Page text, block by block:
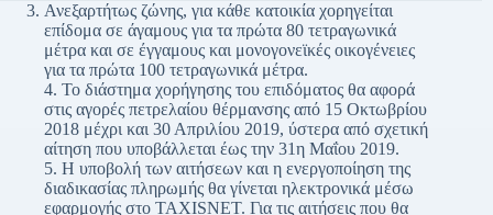
Ανεξαρτήτως ζώνης, για κάθε κατοικία χορηγείται
επίδομα σε άγαμους για τα πρώτα 80 τετραγωνικά
μέτρα και σε έγγαμους και μονογονεϊκές οικογένειες
για τα πρώτα 100 τετραγωνικά μέτρα.
4. Το διάστημα χορήγησης του επιδόματος θα αφορά
στις αγορές πετρελαίου θέρμανσης από 15 Οκτωβρίου
2018 μέχρι και 30 Απριλίου 2019, ύστερα από σχετική
αίτηση που υποβάλλεται έως την 31η Μαΐου 2019.
5. Η υποβολή των αιτήσεων και η ενεργοποίηση της
διαδικασίας πληρωμής θα γίνεται ηλεκτρονικά μέσω
εφαρμογής στο TAXISNET. Για τις αιτήσεις που θα